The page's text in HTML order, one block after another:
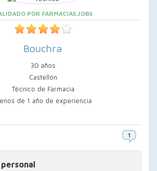
POR FARMACIAS.JOBS
Bouchra
30 años
Castellón
Técnico de Farmacia
de 1 año de experiencia